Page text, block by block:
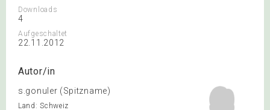
Downloads
4
Aufgeschaltet
22.11.2012
Autor/in
s.gonuler (Spitzname)
Land: Schweiz